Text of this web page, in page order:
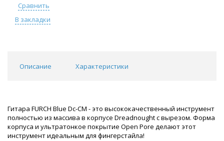
Сравнить
В закладки
Описание Характеристики
Гитара FURCH Blue Dc-CM - это высококачественный инструмент
полностью из массива в корпусе Dreadnought с вырезом. Форма
корпуса и ультратонкое покрытие Open Pore делают этот
инструмент идеальным для фингерстайла!